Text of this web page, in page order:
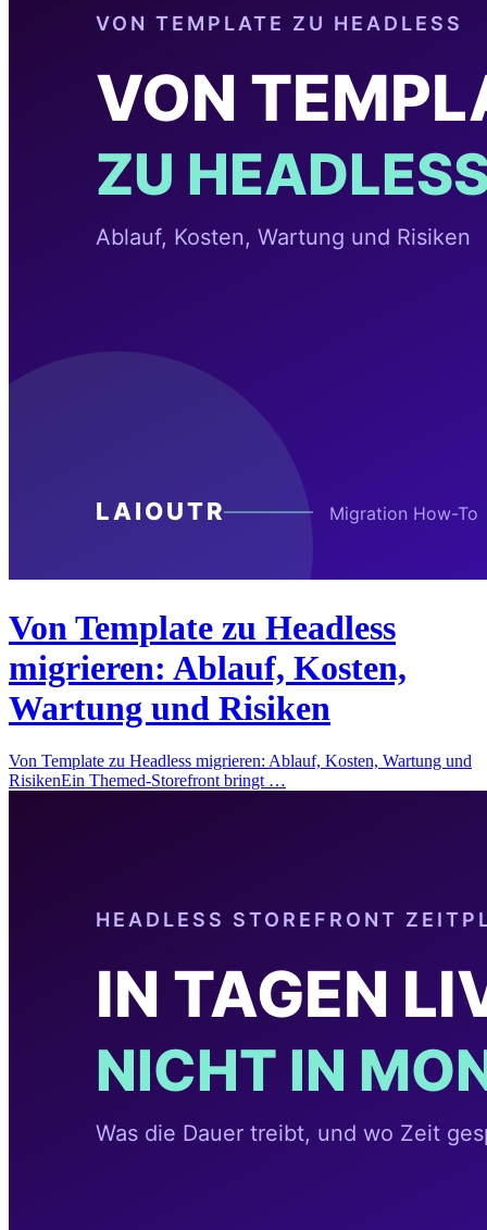
Von Template zu Headless
migrieren: Ablauf, Kosten,
Wartung und Risiken
Von Template zu Headless migrieren: Ablauf, Kosten, Wartung und
RisikenEin Themed-Storefront bringt …